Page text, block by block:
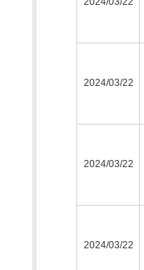
2024/03/22
2024/03/22
2024/03/22